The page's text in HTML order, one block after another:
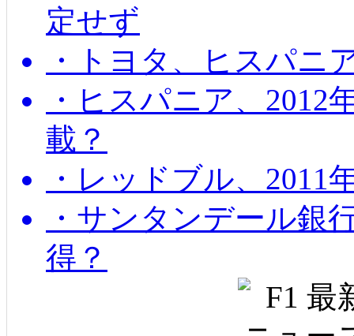
定せず
・トヨタ、ヒスパニ
・ヒスパニア、2012
載？
・レッドブル、2011
・サンタンデール銀
得？